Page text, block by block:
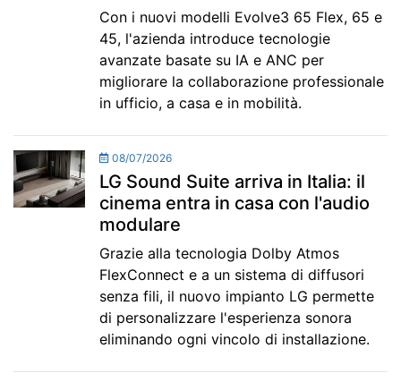
Con i nuovi modelli Evolve3 65 Flex, 65 e
45, l'azienda introduce tecnologie
avanzate basate su IA e ANC per
migliorare la collaborazione professionale
in ufficio, a casa e in mobilità.
08/07/2026
LG Sound Suite arriva in Italia: il
cinema entra in casa con l'audio
modulare
Grazie alla tecnologia Dolby Atmos
FlexConnect e a un sistema di diffusori
senza fili, il nuovo impianto LG permette
di personalizzare l'esperienza sonora
eliminando ogni vincolo di installazione.